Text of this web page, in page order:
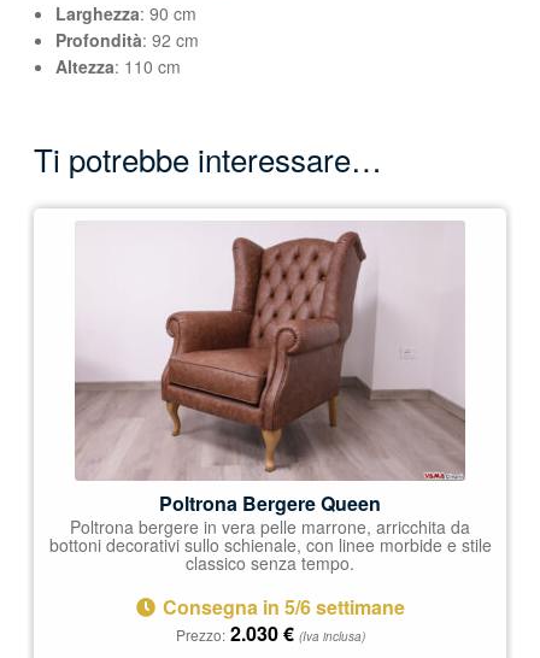
Larghezza: 90 cm
Profondità: 92 cm
Altezza: 110 cm
Ti potrebbe interessare…
Poltrona Bergere Queen
Poltrona bergere in vera pelle marrone, arricchita da
bottoni decorativi sullo schienale, con linee morbide e stile
classico senza tempo.
Consegna in 5/6 settimane
Prezzo: 2.030€ (Iva inclusa)